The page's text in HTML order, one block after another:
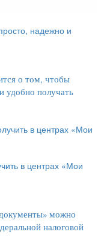
надежно и
о том, чтобы
удобно получать
в центрах «Мои
можно
налоговой